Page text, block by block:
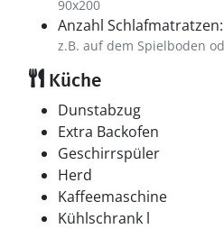
90x200
Anzahl
z.B. auf dem Spielboden
Küche
Dunstabzug
Extra Backofen
Geschirrspüler
Herd
Kaffeemaschine
Kühlschrank l